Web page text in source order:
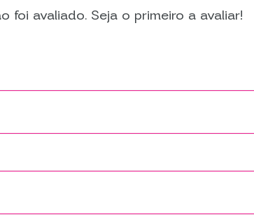
foi avaliado. Seja o primeiro a avaliar!